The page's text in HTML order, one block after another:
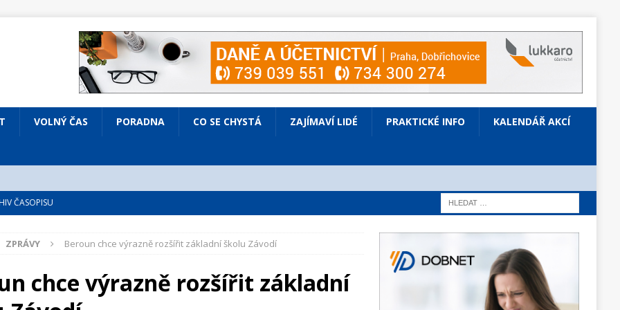
VOLNÝ ČAS PORADNA CO SE CHYSTÁ ZAJÍMAVÍ LIDÉ PRAKTICKÉ INFO KALENDÁŘ AKCÍ
ČASOPISU
VOLNÝ ČAS
Prodaná nevěsta
KULTURA
KULTURA
ZPRÁVY Beroun chce výrazně rozšířit základní školu Závodí
chce výrazně rozšířit základní